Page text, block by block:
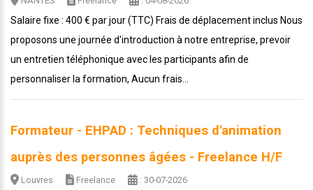
Salaire fixe : 400 € par jour (TTC) Frais de déplacement inclus Nous
proposons une journée d'introduction à notre entreprise, prevoir
un entretien téléphonique avec les participants afin de
personnaliser la formation, Aucun frais...
Formateur - EHPAD : Techniques d'animation
auprès des personnes âgées - Freelance H/F
Louvres Freelance : 30-07-2026